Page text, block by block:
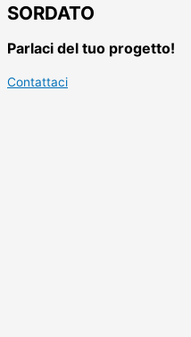
SORDATO
Parlaci del tuo progetto!
Contattaci